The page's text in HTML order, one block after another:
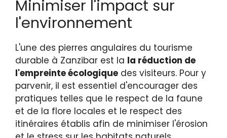
Minimiser l'impact sur
l'environnement
L'une des pierres angulaires du tourisme
durable à Zanzibar est la la réduction de
l'empreinte écologique des visiteurs. Pour y
parvenir, il est essentiel d'encourager des
pratiques telles que le respect de la faune
et de la flore locales et le respect des
itinéraires établis afin de minimiser l'érosion